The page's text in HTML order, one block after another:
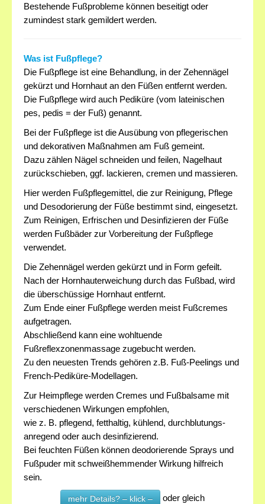
Bestehende Fußprobleme können beseitigt oder
zumindest stark gemildert werden.
Was ist Fußpflege?
Die Fußpflege ist eine Behandlung, in der Zehennägel
gekürzt und Hornhaut an den Füßen entfernt werden.
Die Fußpflege wird auch Pediküre (vom lateinischen
pes, pedis = der Fuß) genannt.
Bei der Fußpflege ist die Ausübung von pflegerischen
und dekorativen Maßnahmen am Fuß gemeint.
Dazu zählen Nägel schneiden und feilen, Nagelhaut
zurückschieben, ggf. lackieren, cremen und massieren.
Hier werden Fußpflegemittel, die zur Reinigung, Pflege
und Desodorierung der Füße bestimmt sind, eingesetzt.
Zum Reinigen, Erfrischen und Desinfizieren der Füße
werden Fußbäder zur Vorbereitung der Fußpflege
verwendet.
Die Zehennägel werden gekürzt und in Form gefeilt.
Nach der Hornhauterweichung durch das Fußbad, wird
die überschüssige Hornhaut entfernt.
Zum Ende einer Fußpflege werden meist Fußcremes
aufgetragen.
Abschließend kann eine wohltuende
Fußreflexzonenmassage zugebucht werden.
Zu den neuesten Trends gehören z.B. Fuß-Peelings und
French-Pediküre-Modellagen.
Zur Heimpflege werden Cremes und Fußbalsame mit
verschiedenen Wirkungen empfohlen,
wie z. B. pflegend, fetthaltig, kühlend, durchblutungs-
anregend oder auch desinfizierend.
Bei feuchten Füßen können deodorierende Sprays und
Fußpuder mit schweißhemmender Wirkung hilfreich
sein.
mehr Details? – klick – oder gleich